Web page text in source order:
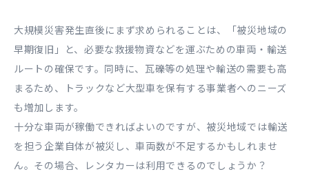
大規模災害発生直後にまず求められることは、「被災地域の
早期復旧」と、必要な救援物資などを運ぶための車両・輸送
ルートの確保です。同時に、瓦礫等の処理や輸送の需要も高
まるため、トラックなど大型車を保有する事業者へのニーズ
も増加します。
十分な車両が稼働できればよいのですが、被災地域では輸送
を担う企業自体が被災し、車両数が不足するかもしれませ
ん。その場合、レンタカーは利用できるのでしょうか？